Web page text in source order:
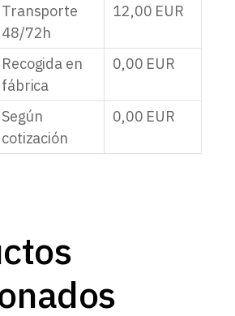
Transporte
48/72h
12,00 EUR
Recogida en
fábrica
0,00 EUR
Según
cotización
0,00 EUR